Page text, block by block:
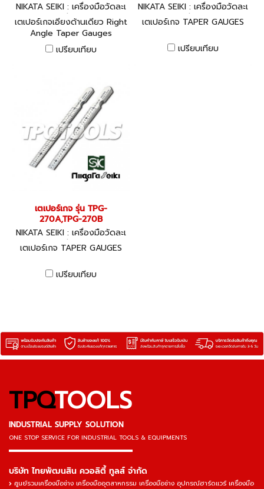
NIKATA SEIKI : เครื่องมือวัดละเ
อียด
เตเปอร์เกจเอียงด้านเดียว Right
Angle Taper Gauges
เปรียบเทียบ
NIKATA SEIKI : เครื่องมือวัดละเ
อียด
เตเปอร์เกจ TAPER GAUGES
เปรียบเทียบ
เตเปอร์เกจ รุ่น TPG-
270A,TPG-270B
NIKATA SEIKI : เครื่องมือวัดละเ
อียด
เตเปอร์เกจ TAPER GAUGES
เปรียบเทียบ
TPQTOOLS
INDUSTRIAL SUPPLY SOLUTION
ONE STOP SERVICE FOR INDUSTRIAL TOOLS & EQUIPMENTS
▬▬▬▬▬▬▬▬▬▬▬▬▬▬▬
บริษัท ไทยพัฒนสิน ควอลิตี้ ทูลส์ จำกัด
ศูนย์รวมเครื่องมือช่าง เครื่องมืออุตสาหกรรม เครื่องมือช่าง อุปกรณ์ฮาร์ดแวร์ เครื่องมือ